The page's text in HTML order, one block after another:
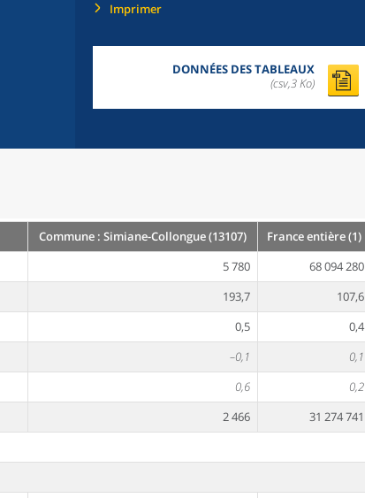
Imprimer
DONNÉES DES TABLEAUX
(csv,3 Ko)
Commune : Simiane-Collongue (13107)
France entière (1)
5 780
68 094 280
193,7
107,6
0,5
0,4
–0,1
0,1
0,6
0,2
2 466
31 274 741